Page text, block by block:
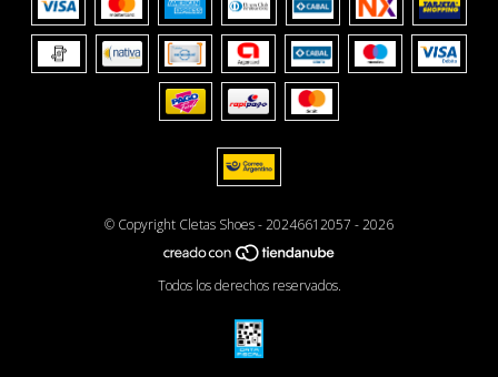
© Copyright Cletas Shoes - 20246612057 - 2026
Todos los derechos reservados.